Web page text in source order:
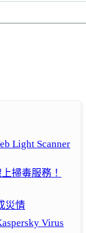
Light Scanner
掃毒服務！
災情
Virus